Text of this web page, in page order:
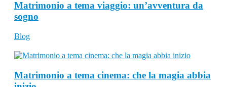
Matrimonio a tema viaggio: un’avventura da
sogno
Blog
Matrimonio a tema cinema: che la magia abbia